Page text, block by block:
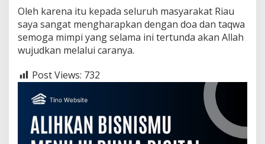
Oleh karena itu kepada seluruh masyarakat Riau
saya sangat mengharapkan dengan doa dan taqwa
semoga mimpi yang selama ini tertunda akan Allah
wujudkan melalui caranya.
Post Views: 732